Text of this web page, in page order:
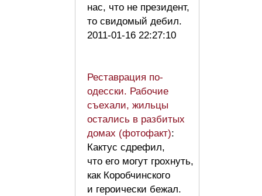
нас, что не президент,
то свидомый дебил.
2011-01-16 22:27:10
Реставрация по-
одесски. Рабочие
съехали, жильцы
остались в разбитых
домах (фотофакт):
Кактус сдрефил,
что его могут грохнуть,
как Коробчинского
и героически бежал.